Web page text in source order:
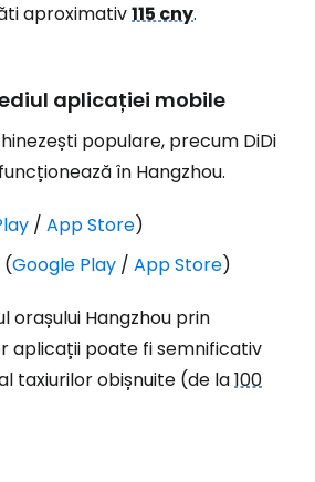
aproximativ115 cny.
aplicației mobile
populare, precum DiDi
în Hangzhou.
/ App Store)
(Google Play / App Store)
orașului Hangzhou prin
aplicații poate fi semnificativ
taxiurilor obișnuite (de la100